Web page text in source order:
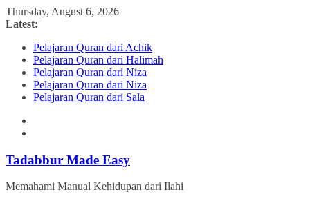
Skip
to
Thursday, August 6, 2026
Latest:
Pelajaran Quran dari Achik
Pelajaran Quran dari Halimah
Pelajaran Quran dari Niza
Pelajaran Quran dari Niza
Pelajaran Quran dari Sala
Tadabbur Made Easy
Memahami Manual Kehidupan dari Ilahi